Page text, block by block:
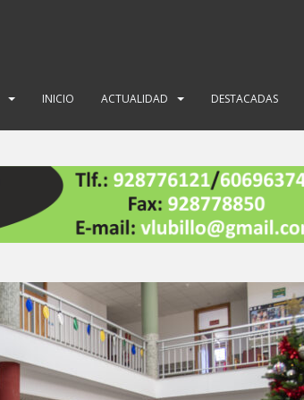
INICIO ACTUALIDAD DESTACADAS